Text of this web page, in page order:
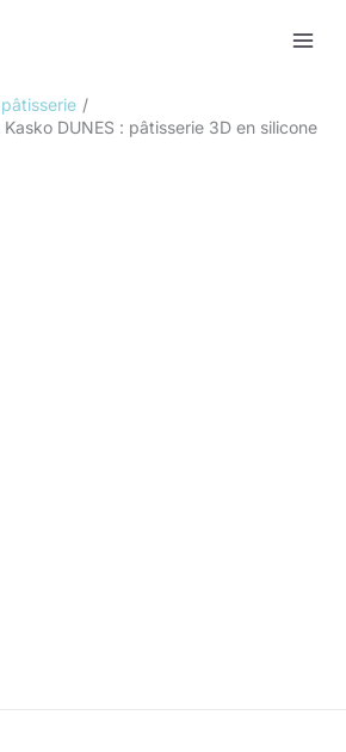
DUNES : pâtisserie 3D en silicone